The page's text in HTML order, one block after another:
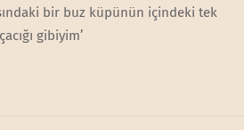
bir buz küpünün içindeki tek
gibiyim’